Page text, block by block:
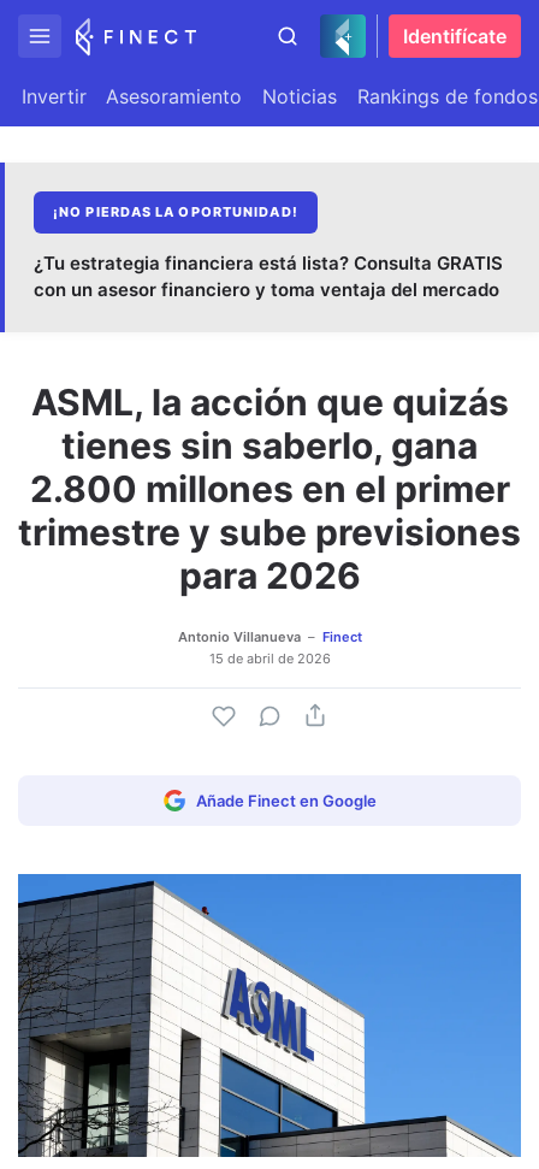
Identifícate
Invertir Asesoramiento Noticias Rankings de fondos
¡NO PIERDAS LA OPORTUNIDAD!
¿Tu estrategia financiera está lista? Consulta GRATIS
con un asesor financiero y toma ventaja del mercado
ASML, la acción que quizás
tienes sin saberlo, gana
2.800 millones en el primer
trimestre y sube previsiones
para 2026
Antonio Villanueva
Finect
15 de abril de 2026
Añade Finect en Google